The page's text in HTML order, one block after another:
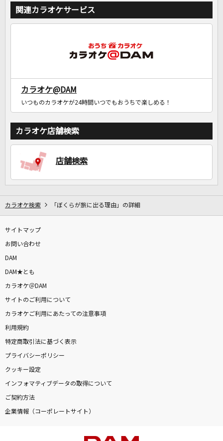
関連カラオケサービス
カラオケ@DAM
いつものカラオケが24時間いつでもおうちで楽しめる！
カラオケ店舗検索
店舗検索
カラオケ検索 「ぼくらが旅に出る理由」の詳細
サイトマップ
お問い合わせ
DAM
DAM★とも
カラオケ＠DAM
サイトのご利用について
カラオケご利用にあたっての注意事項
利用規約
特定商取引法に基づく表示
プライバシーポリシー
クッキー設定
インフォマティブデータの取得について
ご契約方法
企業情報（コーポレートサイト）